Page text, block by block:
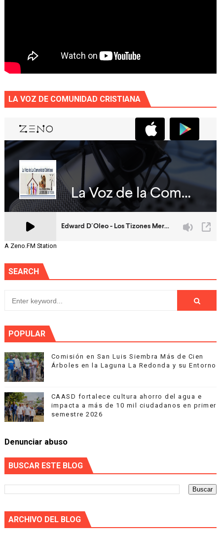
LA VOZ DE COMUNIDAD CRISTIANA
A Zeno.FM Station
SEARCH
POPULAR
Comisión en San Luis Siembra Más de Cien
Árboles en la Laguna La Redonda y su Entorno
CAASD fortalece cultura ahorro del agua e
impacta a más de 10 mil ciudadanos en primer
semestre 2026
Denunciar abuso
BUSCAR ESTE BLOG
ARCHIVO DEL BLOG